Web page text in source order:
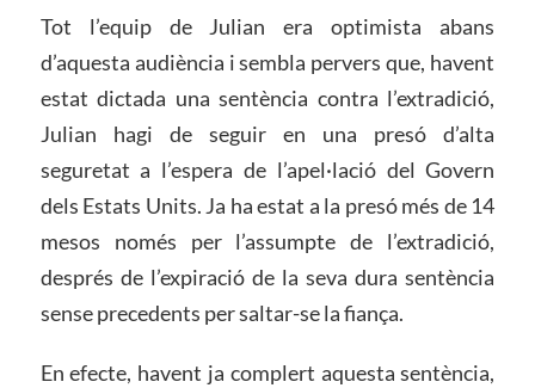
Tot l’equip de Julian era optimista abans
d’aquesta audiència i sembla pervers que, havent
estat dictada una sentència contra l’extradició,
Julian hagi de seguir en una presó d’alta
seguretat a l’espera de l’apel·lació del Govern
dels Estats Units. Ja ha estat a la presó més de 14
mesos només per l’assumpte de l’extradició,
després de l’expiració de la seva dura sentència
sense precedents per saltar-se la fiança.
En efecte, havent ja complert aquesta sentència,